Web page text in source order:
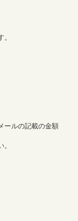
ールの記載の金額